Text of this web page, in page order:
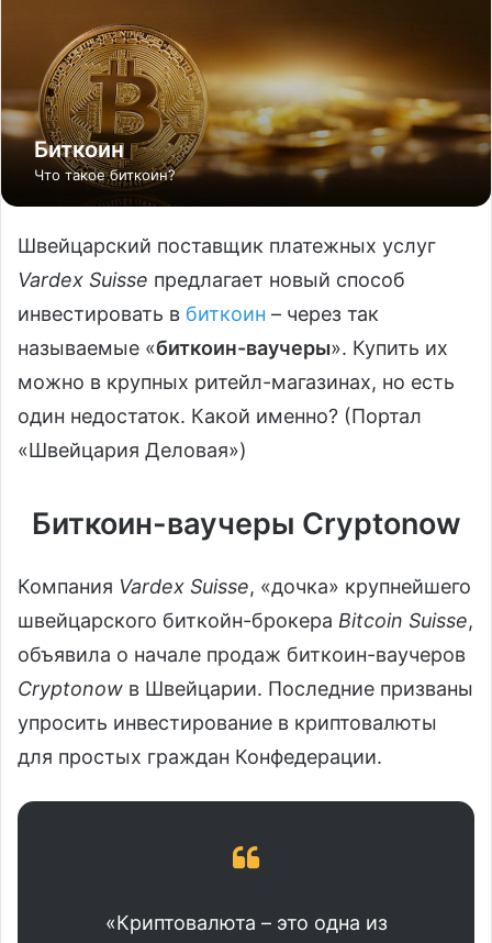
Биткоин
Что такое биткоин?
Швейцарский поставщик платежных услуг
Vardex Suisse предлагает новый способ
инвестировать в биткоин – через так
называемые «биткоин-ваучеры». Купить их
можно в крупных ритейл-магазинах, но есть
один недостаток. Какой именно? (Портал
«Швейцария Деловая»)
Биткоин-ваучеры Cryptonow
Компания Vardex Suisse, «дочка» крупнейшего
швейцарского биткойн-брокера Bitcoin Suisse,
объявила о начале продаж биткоин-ваучеров
Cryptonow в Швейцарии. Последние призваны
упросить инвестирование в криптовалюты
для простых граждан Конфедерации.
«Криптовалюта – это одна из